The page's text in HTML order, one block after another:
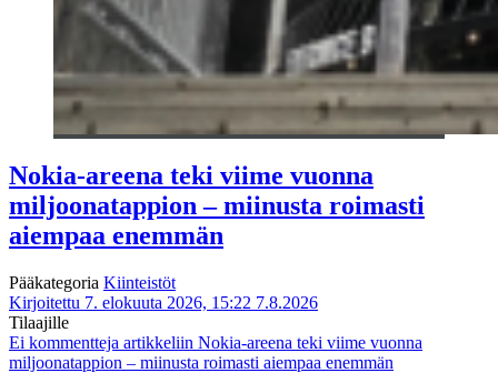
Nokia-areena teki viime vuonna
miljoonatappion – miinusta roimasti
aiempaa enemmän
Pääkategoria Kiinteistöt
Kirjoitettu 7. elokuuta 2026, 15:22 7.8.2026
Tilaajille
Ei kommentteja artikkeliin Nokia-areena teki viime vuonna
miljoonatappion – miinusta roimasti aiempaa enemmän